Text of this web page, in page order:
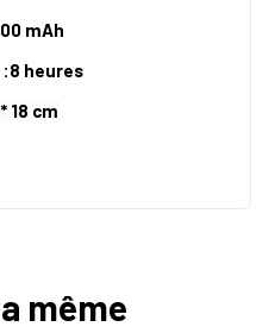
mAh
heures
18 cm
même